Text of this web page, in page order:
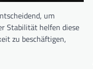
um
Stabilität helfen diese
zu beschäftigen,